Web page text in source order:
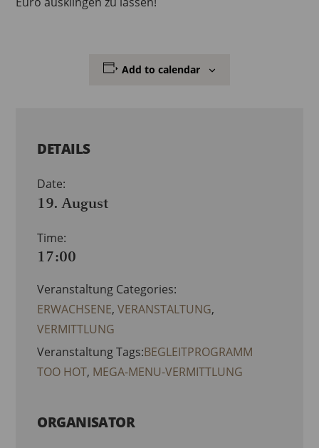
Add to calendar
DETAILS
Date:
19. August
Time:
17:00
Veranstaltung Categories:
ERWACHSENE,VERANSTALTUNG,
VERMITTLUNG
Veranstaltung Tags:BEGLEITPROGRAMM
TOO HOT, MEGA-MENU-VERMITTLUNG
ORGANISATOR